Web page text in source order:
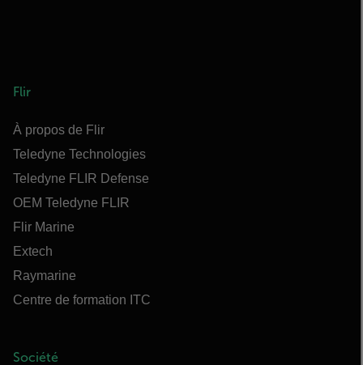
Flir
À propos de Flir
Teledyne Technologies
Teledyne FLIR Defense
OEM Teledyne FLIR
Flir Marine
Extech
Raymarine
Centre de formation ITC
Société